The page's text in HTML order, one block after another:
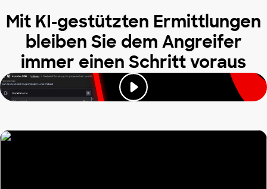
Mit KI-gestützten Ermittlungen
bleiben Sie dem Angreifer
immer einen Schritt voraus